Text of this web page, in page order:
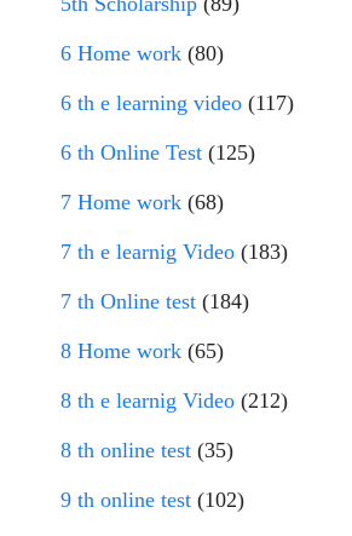
6 Home work (80)
6 th e learning video (117)
6 th Online Test (125)
7 Home work (68)
7 th e learnig Video (183)
7 th Online test (184)
8 Home work (65)
8 th e learnig Video (212)
8 th online test (35)
9 th online test (102)